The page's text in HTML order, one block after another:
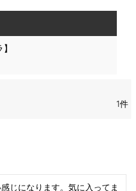
】
1
じになります。気に入ってま